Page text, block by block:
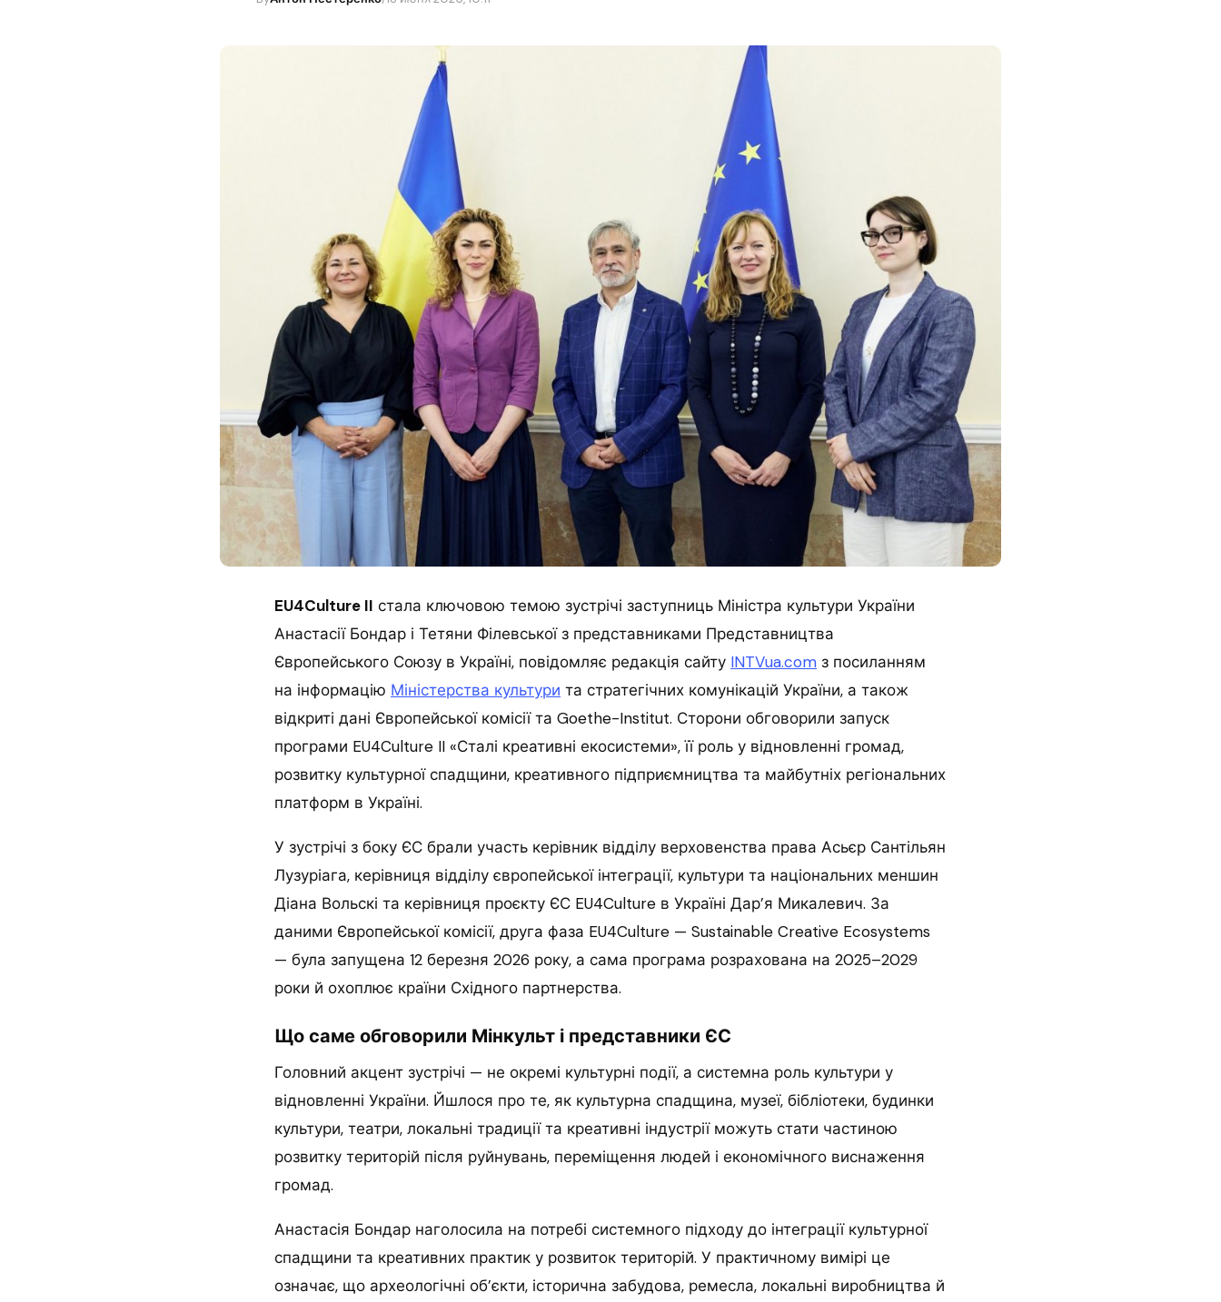
EU4Culture II стала ключовою темою зустрічі заступниць Міністра культури України
Анастасії Бондар і Тетяни Філевської з представниками Представництва
Європейського Союзу в Україні, повідомляє редакція сайту INTVua.com з посиланням
на інформацію Міністерства культури та стратегічних комунікацій України, а також
відкриті дані Європейської комісії та Goethe-Institut. Сторони обговорили запуск
програми EU4Culture II «Сталі креативні екосистеми», її роль у відновленні громад,
розвитку культурної спадщини, креативного підприємництва та майбутніх регіональних
платформ в Україні.
У зустрічі з боку ЄС брали участь керівник відділу верховенства права Асьєр Сантільян
Лузуріага, керівниця відділу європейської інтеграції, культури та національних меншин
Діана Вольскі та керівниця проєкту ЄС EU4Culture в Україні Дар’я Микалевич. За
даними Європейської комісії, друга фаза EU4Culture — Sustainable Creative Ecosystems
— була запущена 12 березня 2026 року, а сама програма розрахована на 2025–2029
роки й охоплює країни Східного партнерства.
Що саме обговорили Мінкульт і представники ЄС
Головний акцент зустрічі — не окремі культурні події, а системна роль культури у
відновленні України. Йшлося про те, як культурна спадщина, музеї, бібліотеки, будинки
культури, театри, локальні традиції та креативні індустрії можуть стати частиною
розвитку територій після руйнувань, переміщення людей і економічного виснаження
громад.
Анастасія Бондар наголосила на потребі системного підходу до інтеграції культурної
спадщини та креативних практик у розвиток територій. У практичному вимірі це
означає, що археологічні об’єкти, історична забудова, ремесла, локальні виробництва й